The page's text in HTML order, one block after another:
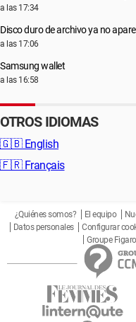
a las 17:34
Disco duro de archivo ya no
a las 17:06
Samsung wallet
a las 16:58
OTROS IDIOMAS
🇬🇧 English
🇫🇷 Français
¿Quiénes somos? El equipo
Datos personales
Configurar
Groupe Figaro